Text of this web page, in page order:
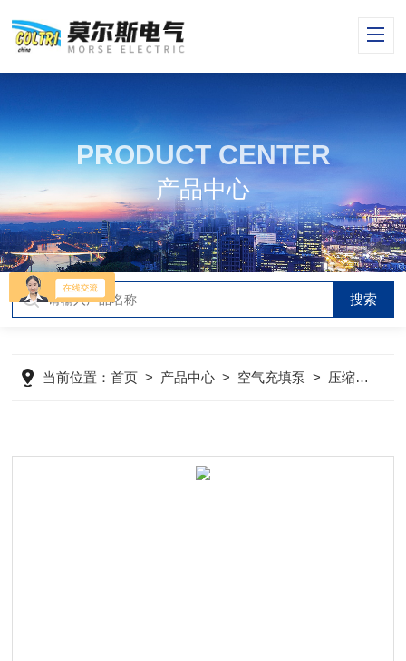
PRODUCT CENTER
产品中心
当前位置：首页 > 产品中心 > 空气充填泵 > 压缩机